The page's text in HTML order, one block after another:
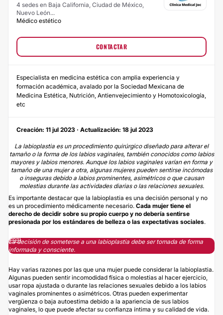
4 sedes en Baja California, Ciudad de México,
Nuevo León...
Médico estético
CONTACTAR
Especialista en medicina estética con amplia experiencia y
formación académica, avalado por la Sociedad Mexicana de
Medicina Estética, Nutrición, Antienvejecimiento y Homotoxicología,
etc
Creación: 11 jul 2023 · Actualización: 18 jul 2023
La labioplastia es un procedimiento quirúrgico diseñado para alterar el
tamaño o la forma de los labios vaginales, también conocidos como labios
mayores y labios menores. Aunque los labios vaginales varían en forma y
tamaño de una mujer a otra, algunas mujeres pueden sentirse incómodas
o inseguras debido a labios prominentes, asimétricos o que causan
molestias durante las actividades diarias o las relaciones sexuales.
Es importante destacar que la labioplastia es una decisión personal y no
es un procedimiento médicamente necesario. Cada mujer tiene el
derecho de decidir sobre su propio cuerpo y no debería sentirse
presionada por los estándares de belleza o las expectativas sociales.
La decisión de someterse a una labioplastia debe ser tomada de forma
informada y consciente.
Hay varias razones por las que una mujer puede considerar la labioplastia.
Algunas pueden sentir incomodidad física o molestias al hacer ejercicio,
usar ropa ajustada o durante las relaciones sexuales debido a los labios
vaginales prominentes o asimétricos. Otras pueden experimentar
vergüenza o baja autoestima debido a la apariencia de sus labios
vaginales, lo que puede afectar su confianza íntima y su calidad de vida.